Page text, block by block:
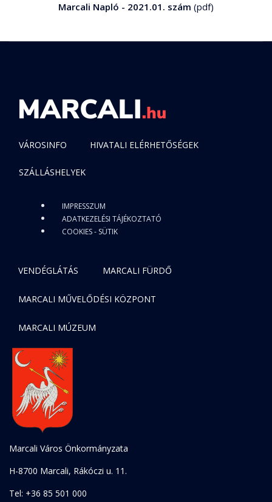
Marcali Napló - 2021.01. szám (pdf)
VÁROSINFO HIVATALI ELÉRHETŐSÉGEK
SZÁLLÁSHELYEK
IMPRESSZUM
ADATKEZELÉSI TÁJÉKOZTATÓ
COOKIES - SÜTIK
VENDÉGLÁTÁS MARCALI FÜRDŐ
MARCALI MŰVELŐDÉSI KÖZPONT
MARCALI MÚZEUM
Marcali Város Önkormányzata
H-8700 Marcali, Rákóczi u. 11.
Tel: +36 85 501 000